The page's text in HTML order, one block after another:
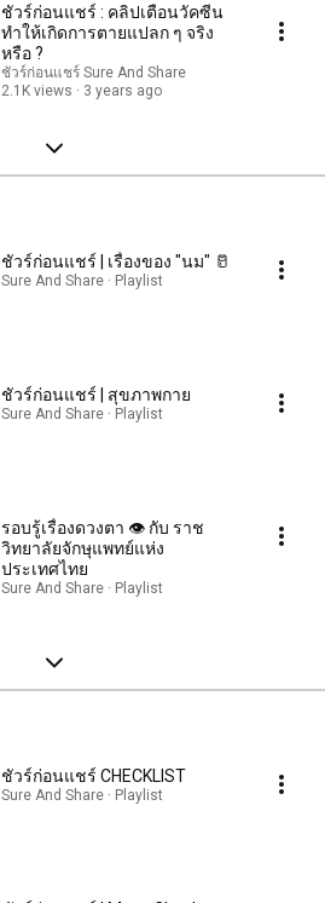
ชัวร์ก่อนแชร์ : คลิปเตือนวัคซีน
ทำให้เกิดการตายแปลก ๆ จริง
หรือ ?
ชัวร์ก่อนแชร์ Sure And Share
2.1K views
3 years ago
ชัวร์ก่อนแชร์ | เรื่องของ "นม" 🥛
Sure And Share · Playlist
ชัวร์ก่อนแชร์ | สุขภาพกาย
Sure And Share · Playlist
รอบรู้เรื่องดวงตา 👁️ กับ ราช
วิทยาลัยจักษุแพทย์แห่ง
ประเทศไทย
Sure And Share · Playlist
ชัวร์ก่อนแชร์ CHECKLIST
Sure And Share · Playlist